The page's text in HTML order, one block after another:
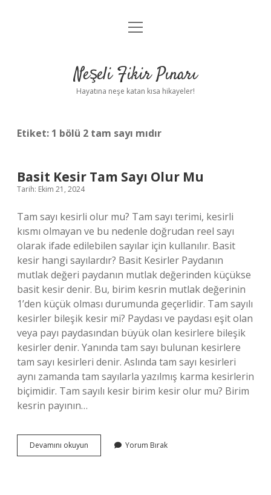
Anasayfa
Yasal Uyarı
menüyü
Neşeli Fikir Pınarı
Hayatına neşe katan kısa hikayeler!
Etiket: 1 bölü 2 tam sayı mıdır
Basit Kesir Tam Sayı Olur Mu
Tarih: Ekim 21, 2024
Tam sayı kesirli olur mu? Tam sayı terimi, kesirli
kısmı olmayan ve bu nedenle doğrudan reel sayı
olarak ifade edilebilen sayılar için kullanılır. Basit
kesir hangi sayılardır? Basit Kesirler Paydanın
mutlak değeri paydanın mutlak değerinden küçükse
basit kesir denir. Bu, birim kesrin mutlak değerinin
1’den küçük olması durumunda geçerlidir. Tam sayılı
kesirler bileşik kesir mi? Paydası ve paydası eşit olan
veya payı paydasından büyük olan kesirlere bileşik
kesirler denir. Yanında tam sayı bulunan kesirlere
tam sayı kesirleri denir. Aslında tam sayı kesirleri
aynı zamanda tam sayılarla yazılmış karma kesirlerin
biçimidir. Tam sayılı kesir birim kesir olur mu? Birim
kesrin payının…
Devamını okuyun
Kesir
Yorum Bırak